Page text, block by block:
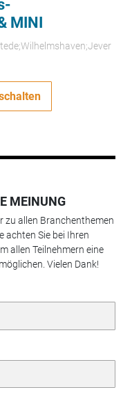
MINI
MEINUNG
zu allen Branchenthemen
achten Sie bei Ihren
allen Teilnehmern eine
Vielen Dank!